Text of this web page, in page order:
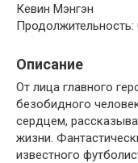
Кевин Мэнгэн
Продолжительность:
Описание
От лица главного
безобидного
сердцем,
жизни.
известного